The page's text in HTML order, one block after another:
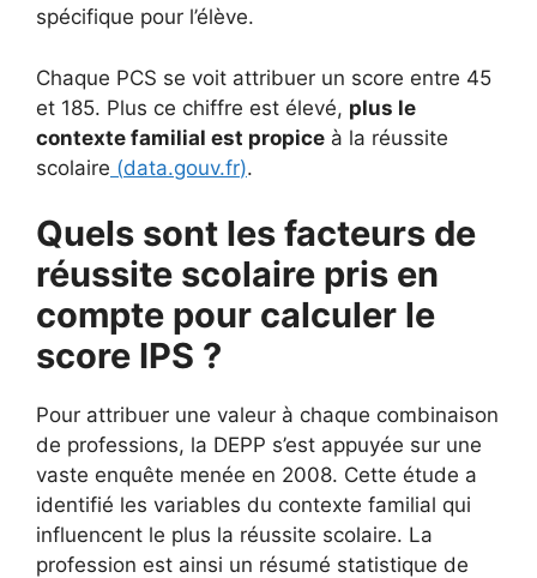
spécifique pour l’élève.
Chaque PCS se voit attribuer un score entre 45
et 185. Plus ce chiffre est élevé, plus le
contexte familial est propice à la réussite
scolaire (data.gouv.fr).
Quels sont les facteurs de
réussite scolaire pris en
compte pour calculer le
score IPS ?
Pour attribuer une valeur à chaque combinaison
de professions, la DEPP s’est appuyée sur une
vaste enquête menée en 2008. Cette étude a
identifié les variables du contexte familial qui
influencent le plus la réussite scolaire. La
profession est ainsi un résumé statistique de